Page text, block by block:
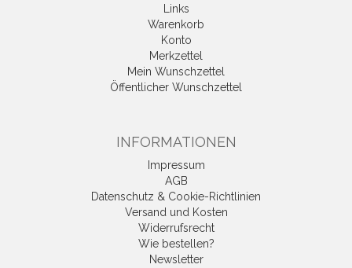
Links
Warenkorb
Konto
Merkzettel
Mein Wunschzettel
Öffentlicher Wunschzettel
INFORMATIONEN
Impressum
AGB
Datenschutz & Cookie-Richtlinien
Versand und Kosten
Widerrufsrecht
Wie bestellen?
Newsletter